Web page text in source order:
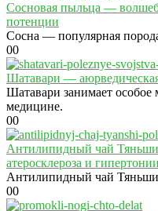
Сосновая пыльца —
потенции
Сосна — популярная
00
Шатавари — аюрведическая
Шатавари занимает особое
медицине.
00
Антилипидный чай Тяньши
атеросклероза и гипертонии
Антилипидный чай Тяньши
00